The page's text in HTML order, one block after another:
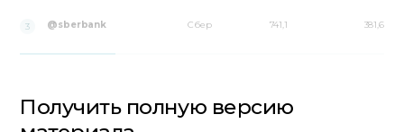
3 @sberbank Сбер 741,1 381,6
Получить полную версию